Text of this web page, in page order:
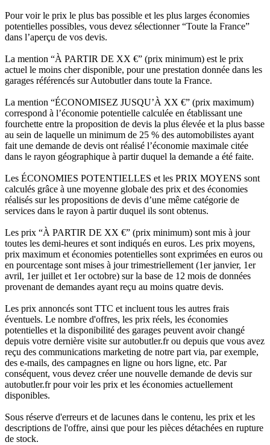
Pour voir le prix le plus bas possible et les plus larges économies
potentielles possibles, vous devez sélectionner “Toute la France”
dans l’aperçu de vos devis.
La mention “À PARTIR DE XX €” (prix minimum) est le prix
actuel le moins cher disponible, pour une prestation donnée dans les
garages référencés sur Autobutler dans toute la France.
La mention “ÉCONOMISEZ JUSQU’À XX €” (prix maximum)
correspond à l’économie potentielle calculée en établissant une
fourchette entre la proposition de devis la plus élevée et la plus basse
au sein de laquelle un minimum de 25 % des automobilistes ayant
fait une demande de devis ont réalisé l’économie maximale citée
dans le rayon géographique à partir duquel la demande a été faite.
Les ÉCONOMIES POTENTIELLES et les PRIX MOYENS sont
calculés grâce à une moyenne globale des prix et des économies
réalisés sur les propositions de devis d’une même catégorie de
services dans le rayon à partir duquel ils sont obtenus.
Les prix “À PARTIR DE XX €” (prix minimum) sont mis à jour
toutes les demi-heures et sont indiqués en euros. Les prix moyens,
prix maximum et économies potentielles sont exprimées en euros ou
en pourcentage sont mises à jour trimestriellement (1er janvier, 1er
avril, 1er juillet et 1er octobre) sur la base de 12 mois de données
provenant de demandes ayant reçu au moins quatre devis.
Les prix annoncés sont TTC et incluent tous les autres frais
éventuels. Le nombre d'offres, les prix réels, les économies
potentielles et la disponibilité des garages peuvent avoir changé
depuis votre dernière visite sur autobutler.fr ou depuis que vous avez
reçu des communications marketing de notre part via, par exemple,
des e-mails, des campagnes en ligne ou hors ligne, etc. Par
conséquent, vous devez créer une nouvelle demande de devis sur
autobutler.fr pour voir les prix et les économies actuellement
disponibles.
Sous réserve d'erreurs et de lacunes dans le contenu, les prix et les
descriptions de l'offre, ainsi que pour les pièces détachées en rupture
de stock.